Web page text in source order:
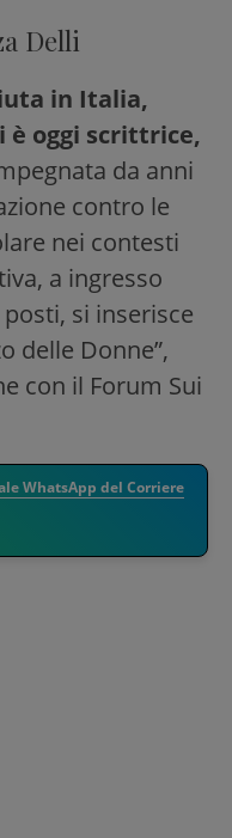
Delli
in Italia,
è oggi scrittrice,
da anni
contro le
nei contesti
a ingresso
si inserisce
delle Donne”,
con il Forum Sui
WhatsApp del Corriere